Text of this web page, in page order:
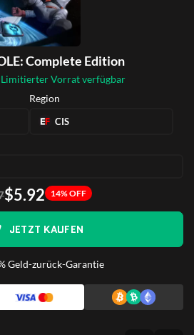
Complete Edition
Limitierter Vorrat verfügbar
Region
CIS
$5.92 14% OFF
JETZT KAUFEN
Geld-zurück-Garantie